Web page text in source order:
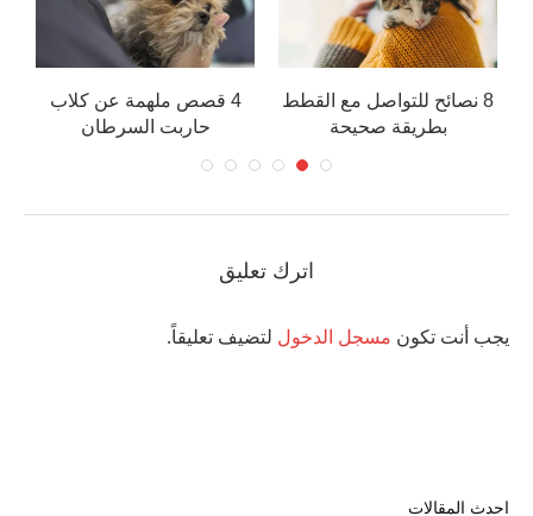
8 نصائح للتواصل مع القطط
بطريقة صحيحة
4 قصص ملهمة عن كلاب
حاربت السرطان
اترك تعليق
يجب أنت تكون مسجل الدخول لتضيف تعليقاً.
احدث المقالات